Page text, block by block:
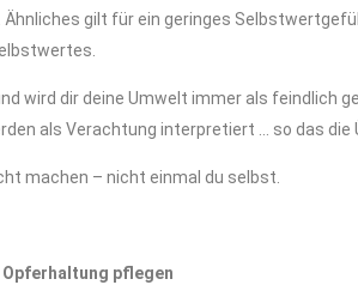
gilt für ein geringes
wird dir deine Umwelt immer als feindlich
als Verachtung interpretiert … so das
machen – nicht einmal du selbst.
Opferhaltung pflegen